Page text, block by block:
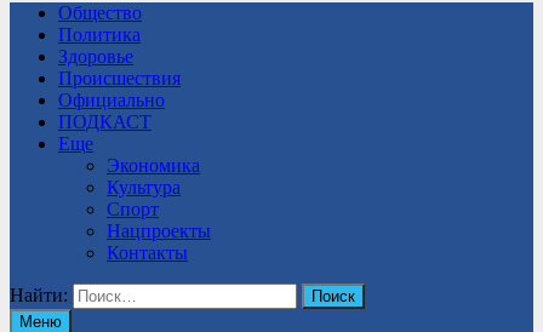
Общество
Политика
Здоровье
Происшествия
Официально
ПОДКАСТ
Еще
Экономика
Культура
Спорт
Нацпроекты
Контакты
Найти:
Меню